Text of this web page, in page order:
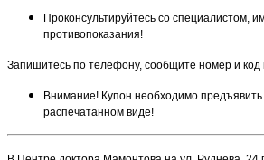
Проконсультируйтесь со специалистом,
противопоказания!
Запишитесь по телефону, сообщите номер и код
Внимание! Купон необходимо предъявить
распечатанном виде!